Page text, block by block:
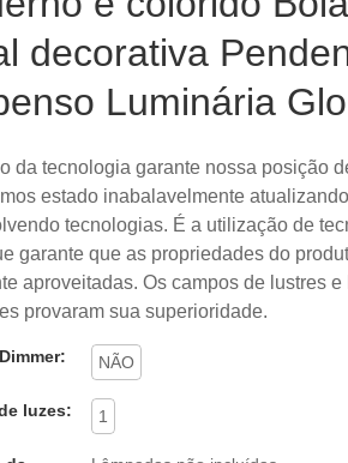
decorativa
Luminária
da tecnologia garante nossa posição
estado inabalavelmente
tecnologias. É a utilização de
garante que as propriedades do
aproveitadas. Os campos de lustres
provaram sua superioridade.
NÃO
luzes: 1